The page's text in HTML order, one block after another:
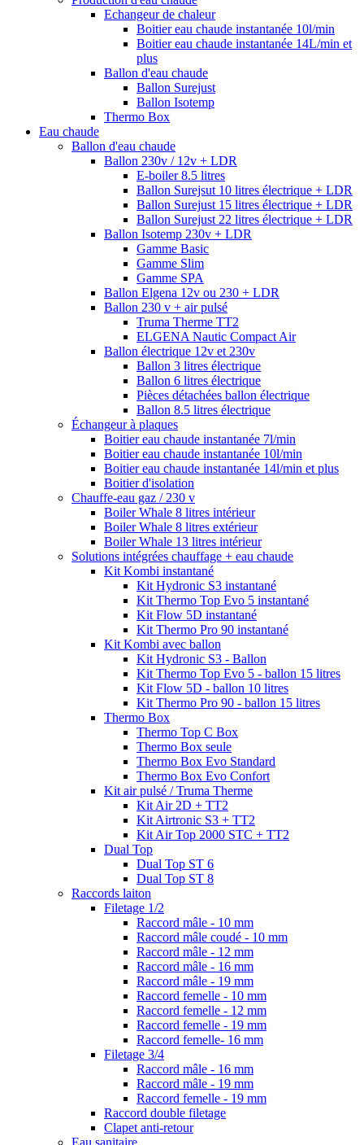
Echangeur de chaleur
Boitier eau chaude instantanée 10l/min
Boitier eau chaude instantanée 14L/min et
plus
Ballon d'eau chaude
Ballon Surejust
Ballon Isotemp
Thermo Box
Eau chaude
Ballon d'eau chaude
Ballon 230v / 12v + LDR
E-boiler 8.5 litres
Ballon Surejsut 10 litres électrique + LDR
Ballon Surejust 15 litres électrique + LDR
Ballon Surejust 22 litres électrique + LDR
Ballon Isotemp 230v + LDR
Gamme Basic
Gamme Slim
Gamme SPA
Ballon Elgena 12v ou 230 + LDR
Ballon 230 v + air pulsé
Truma Therme TT2
ELGENA Nautic Compact Air
Ballon électrique 12v et 230v
Ballon 3 litres électrique
Ballon 6 litres électrique
Pièces détachées ballon électrique
Ballon 8.5 litres électrique
Échangeur à plaques
Boitier eau chaude instantanée 7l/min
Boitier eau chaude instantanée 10l/min
Boitier eau chaude instantanée 14l/min et plus
Boitier d'isolation
Chauffe-eau gaz / 230 v
Boiler Whale 8 litres intérieur
Boiler Whale 8 litres extérieur
Boiler Whale 13 litres intérieur
Solutions intégrées chauffage + eau chaude
Kit Kombi instantané
Kit Hydronic S3 instantané
Kit Thermo Top Evo 5 instantané
Kit Flow 5D instantané
Kit Thermo Pro 90 instantané
Kit Kombi avec ballon
Kit Hydronic S3 - Ballon
Kit Thermo Top Evo 5 - ballon 15 litres
Kit Flow 5D - ballon 10 litres
Kit Thermo Pro 90 - ballon 15 litres
Thermo Box
Thermo Top C Box
Thermo Box seule
Thermo Box Evo Standard
Thermo Box Evo Confort
Kit air pulsé / Truma Therme
Kit Air 2D + TT2
Kit Airtronic S3 + TT2
Kit Air Top 2000 STC + TT2
Dual Top
Dual Top ST 6
Dual Top ST 8
Raccords laiton
Filetage 1/2
Raccord mâle - 10 mm
Raccord mâle coudé - 10 mm
Raccord mâle - 12 mm
Raccord mâle - 16 mm
Raccord mâle - 19 mm
Raccord femelle - 10 mm
Raccord femelle - 12 mm
Raccord femelle - 19 mm
Raccord femelle- 16 mm
Filetage 3/4
Raccord mâle - 16 mm
Raccord mâle - 19 mm
Raccord femelle - 19 mm
Raccord double filetage
Clapet anti-retour
Eau sanitaire